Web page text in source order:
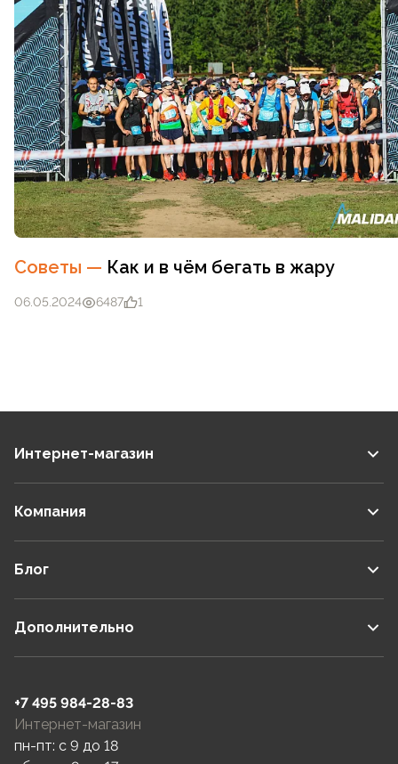
Футболка Сплав беговая
Logo L/S зеленая/серая
5,0
7
В корзину
Футболка Сплав беговая
Logo оранжевая/серая
5,0
5
В корзину
Футболка Сплав беговая
5,0
5
Футболка Сплав беговая